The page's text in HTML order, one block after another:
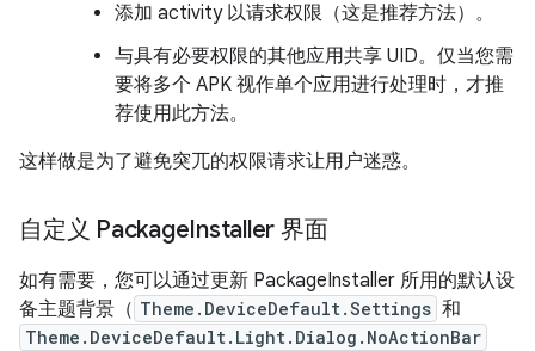
添加 activity 以请求权限（这是推荐方法）。
与具有必要权限的其他应用共享 UID。仅当您需
要将多个 APK 视作单个应用进行处理时，才推
荐使用此方法。
这样做是为了避免突兀的权限请求让用户迷惑。
自定义 PackageInstaller 界面
如有需要，您可以通过更新 PackageInstaller 所用的默认设
备主题背景（ Theme.DeviceDefault.Settings 和
Theme.DeviceDefault.Light.Dialog.NoActionBar